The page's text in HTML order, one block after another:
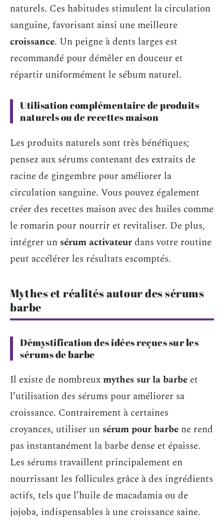
naturels. Ces habitudes stimulent la circulation
sanguine, favorisant ainsi une meilleure
croissance. Un peigne à dents larges est
recommandé pour démêler en douceur et
répartir uniformément le sébum naturel.
Utilisation complémentaire de produits
naturels ou de recettes maison
Les produits naturels sont très bénéfiques;
pensez aux sérums contenant des extraits de
racine de gingembre pour améliorer la
circulation sanguine. Vous pouvez également
créer des recettes maison avec des huiles comme
le romarin pour nourrir et revitaliser. De plus,
intégrer un sérum activateurdans votre routine
peut accélérer les résultats escomptés.
Mythes et réalités autour des sérums
barbe
Démystification des idées reçues sur les
sérums de barbe
Il existe de nombreuxmythes sur la barbe et
l’utilisation des sérums pour améliorer sa
croissance. Contrairement à certaines
croyances, utiliser un sérum pour barbe ne rend
pas instantanément la barbe dense et épaisse.
Les sérums travaillent principalement en
nourrissant les follicules grâce à des ingrédients
actifs, tels que l’huile de macadamia ou de
jojoba, indispensables à une croissance saine.